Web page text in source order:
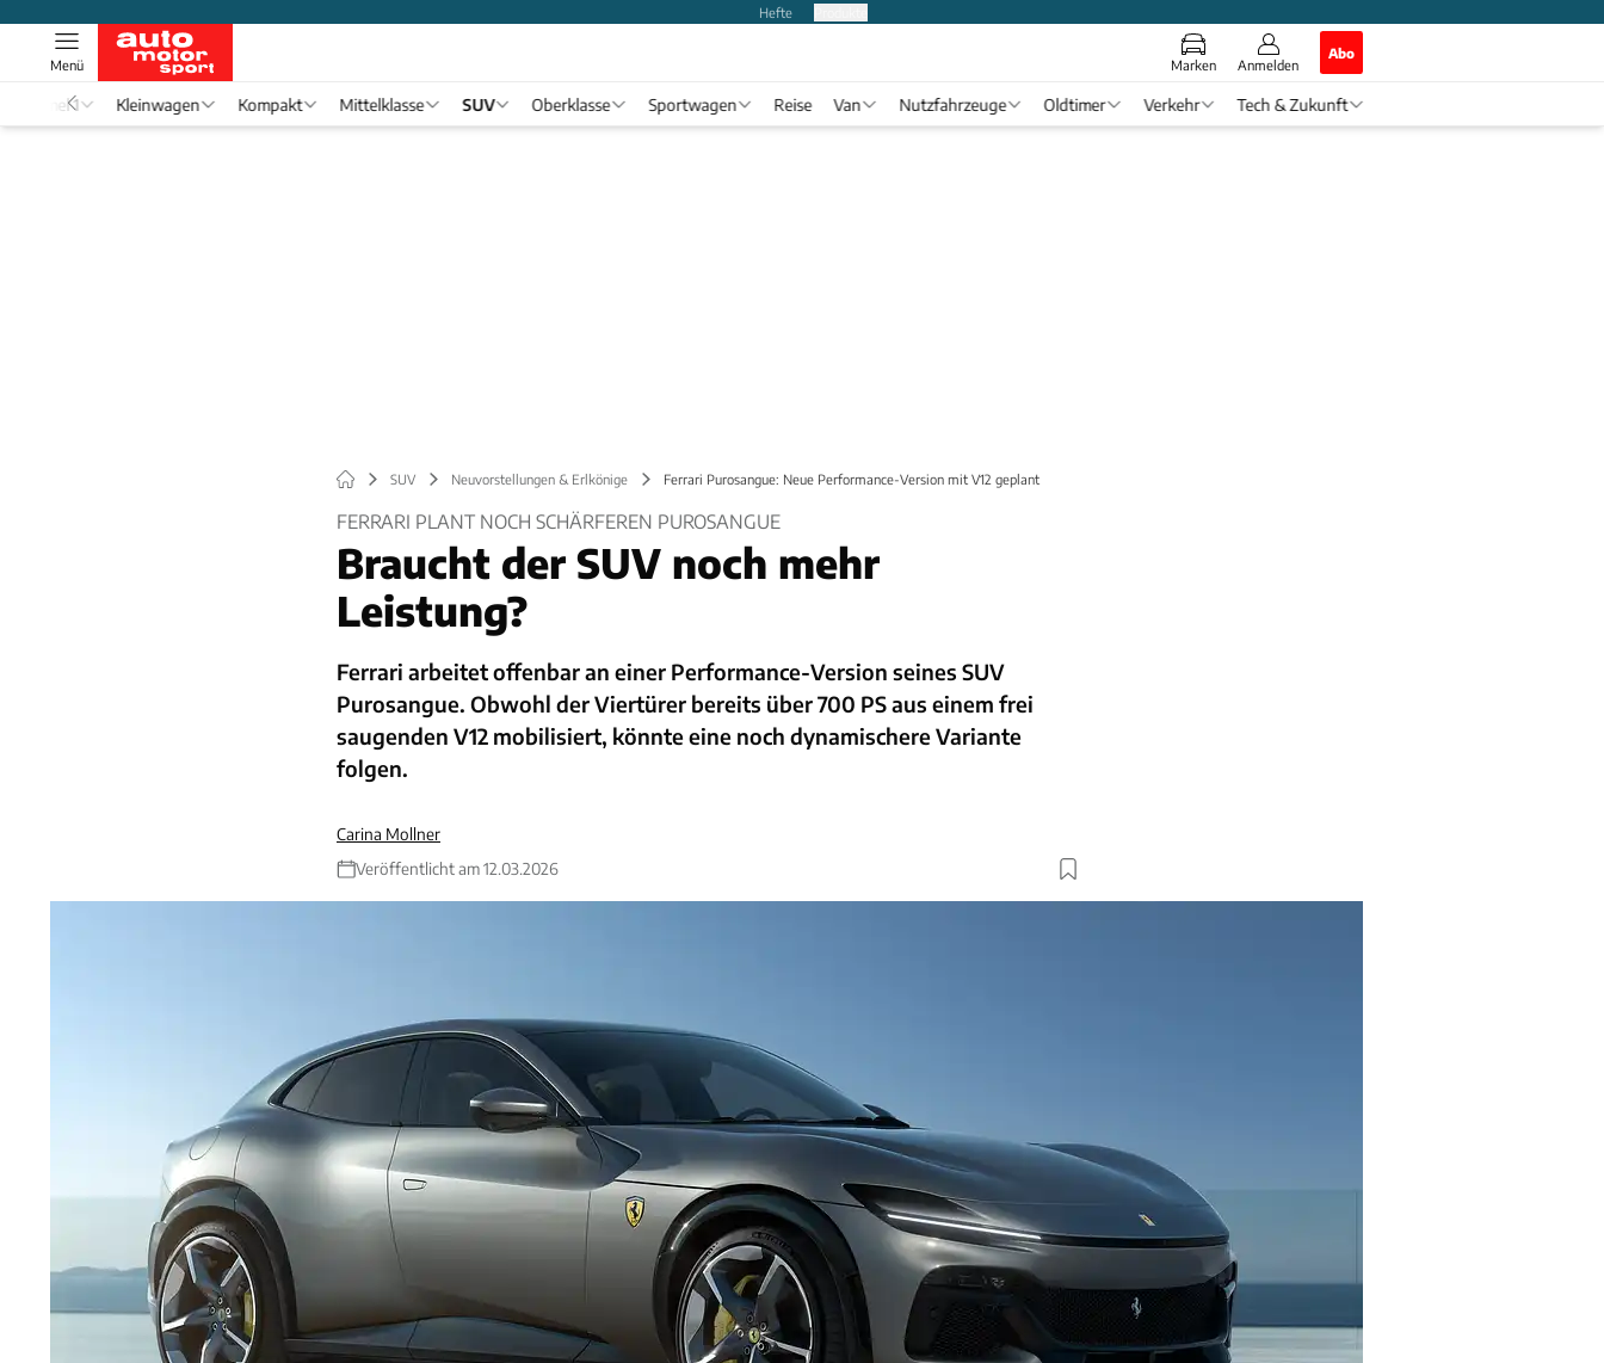
Hefte
Marken Anmelden
Abo
Menü
Formel 1 Kleinwagen Kompakt Mittelklasse SUV Oberklasse Sportwagen Reise Van Nutzfahrzeuge Oldtimer Verkehr Tech & Zukunft
SUV Neuvorstellungen & Erlkönige Ferrari Purosangue: Neue Performance-Version mit V12 geplant
FERRARI PLANT NOCH SCHÄRFEREN PUROSANGUE
Braucht der SUV noch mehr
Leistung?
Ferrari arbeitet offenbar an einer Performance-Version seines SUV
Purosangue. Obwohl der Viertürer bereits über 700 PS aus einem frei
saugenden V12 mobilisiert, könnte eine noch dynamischere Variante
folgen.
Carina Mollner
Veröffentlicht am 12.03.2026